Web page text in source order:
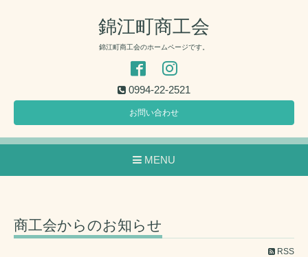
錦江町商工会
錦江町商工会のホームページです。
0994-22-2521
お問い合わせ
MENU
商工会からのお知らせ
RSS